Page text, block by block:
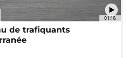
01:18
de trafiquants